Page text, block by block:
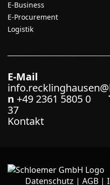
E-Business
E-Procurement
Logistik
E-Mail
n +49 2361 5805 0
37
Kontakt
Datenschutz | AGB |